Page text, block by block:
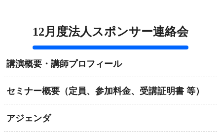
12月度法人スポンサー連絡会
講演概要・講師プロフィール
セミナー概要（定員、参加料金、受講証明書 等）
アジェンダ